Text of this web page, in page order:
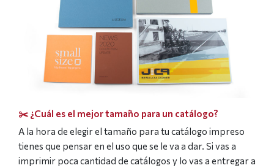
✂️ ¿Cuál es el mejor tamaño para un catálogo?
A la hora de elegir el tamaño para tu catálogo impreso
tienes que pensar en el uso que se le va a dar. Si vas a
imprimir poca cantidad de catálogos y lo vas a entregar a